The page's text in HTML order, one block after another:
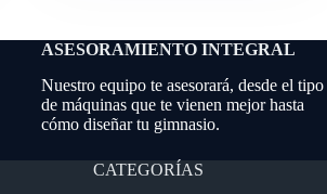
ASESORAMIENTO INTEGRAL
Nuestro equipo te asesorará, desde el tipo
de máquinas que te vienen mejor hasta
cómo diseñar tu gimnasio.
CATEGORÍAS